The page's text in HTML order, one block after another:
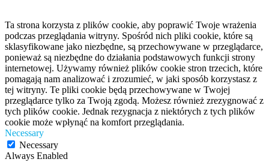
Ta strona korzysta z plików cookie, aby poprawić Twoje wrażenia
podczas przeglądania witryny. Spośród nich pliki cookie, które są
sklasyfikowane jako niezbędne, są przechowywane w przeglądarce,
ponieważ są niezbędne do działania podstawowych funkcji strony
internetowej. Używamy również plików cookie stron trzecich, które
pomagają nam analizować i zrozumieć, w jaki sposób korzystasz z
tej witryny. Te pliki cookie będą przechowywane w Twojej
przeglądarce tylko za Twoją zgodą. Możesz również zrezygnować z
tych plików cookie. Jednak rezygnacja z niektórych z tych plików
cookie może wpłynąć na komfort przeglądania.
Necessary
Necessary
Always Enabled